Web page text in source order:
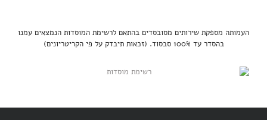
העמותה מספקת שירותים מסובסדים בהתאם לרשימת המוסדות הנמצאים עמנו
בהסדר עד 100% סבסוד. (זכאות תיבדק על פי הקריטריונים)